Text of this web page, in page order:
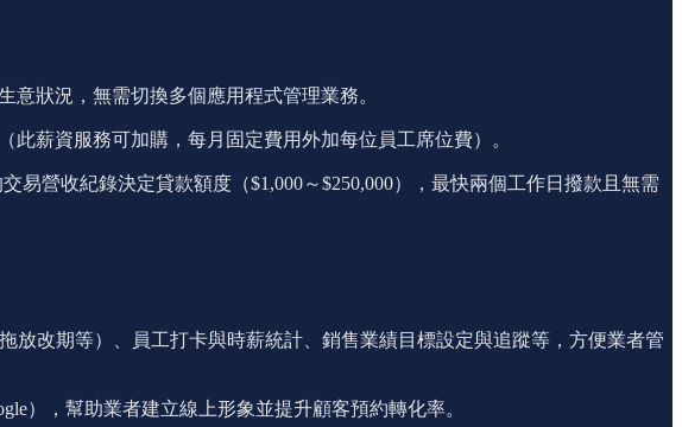
意狀況，無需切換多個應用程式管理業務。
薪資服務可加購，每月固定費用外加每位員工席位費）。
易營收紀錄決定貸款額度（$1,000～$250,000），最快兩個工作日撥款且無需
放改期等）、員工打卡與時薪統計、銷售業績目標設定與追蹤等，方便業者管
），幫助業者建立線上形象並提升顧客預約轉化率。